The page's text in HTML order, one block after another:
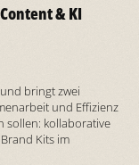
& KI
bringt zwei
und Effizienz
sollen: kollaborative
Kits im